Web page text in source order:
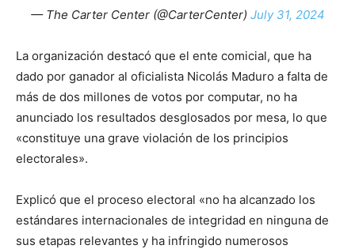
— The Carter Center (@CarterCenter) July 31, 2024
La organización destacó que el ente comicial, que ha
dado por ganador al oficialista Nicolás Maduro a falta de
más de dos millones de votos por computar, no ha
anunciado los resultados desglosados por mesa, lo que
«constituye una grave violación de los principios
electorales».
Explicó que el proceso electoral «no ha alcanzado los
estándares internacionales de integridad en ninguna de
sus etapas relevantes y ha infringido numerosos